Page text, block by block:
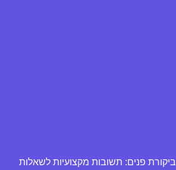
ביקורת פנים: תשובות מקצועיות לשאלות